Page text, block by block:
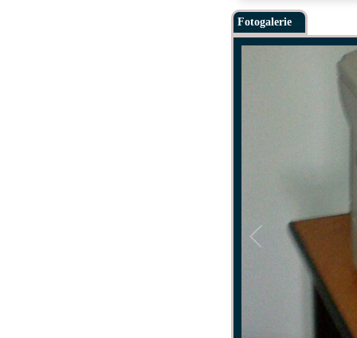
Fotogalerie